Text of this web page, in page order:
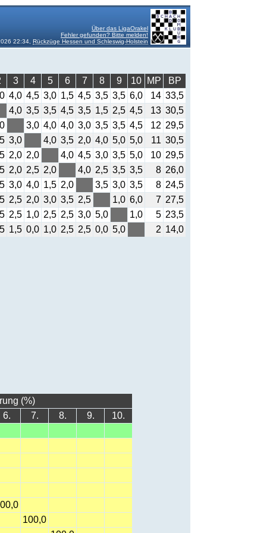
Über das LigaOrakel
Fehler gefunden? Bitte melden!
22:34, Rückzüge Hessen und Schleswig-Holstein
3 4 5 6 7 8 9 10 MP
BP
4,0 4,5 3,0 1,5 4,5 3,5 3,5 6,0 14 33,5
4,0 3,5 3,5 4,5 3,5 1,5 2,5 4,5 13 30,5
3,0 4,0 4,0 3,0 3,5 3,5 4,5 12 29,5
3,0 4,0 3,5 2,0 4,0 5,0 5,0 11 30,5
2,0 2,0 4,0 4,5 3,0 3,5 5,0 10 29,5
2,0 2,5 2,0 4,0 2,5 3,5 3,5 8 26,0
3,0 4,0 1,5 2,0 3,5 3,0 3,5 8 24,5
2,5 2,0 3,0 3,5 2,5 1,0 6,0 7 27,5
2,5 1,0 2,5 2,5 3,0 5,0 1,0 5 23,5
1,5 0,0 1,0 2,5 2,5 0,0 5,0 2 14,0
(%)
6. 7. 8. 9.
10.
100,0